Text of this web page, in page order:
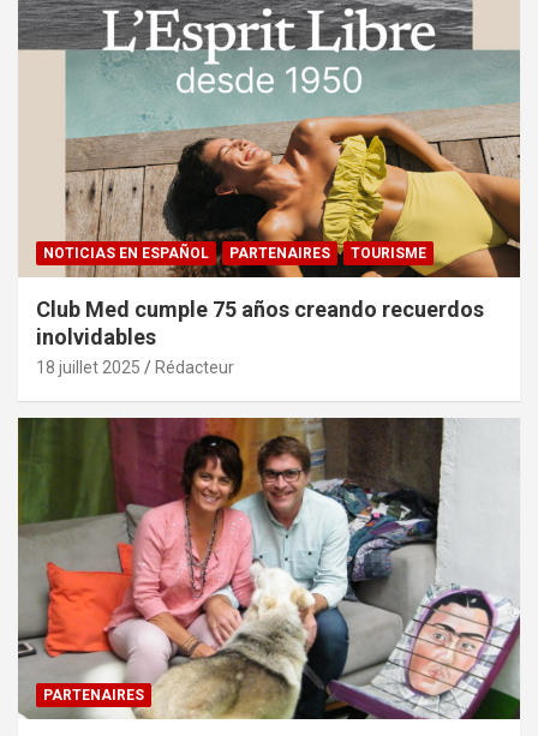
NOTICIAS EN ESPAÑOL PARTENAIRES TOURISME
Club Med cumple 75 años creando recuerdos
inolvidables
18 juillet 2025 Rédacteur
PARTENAIRES